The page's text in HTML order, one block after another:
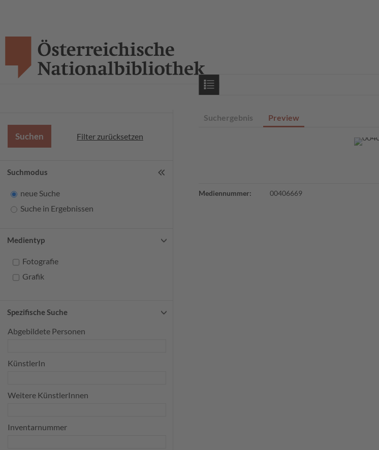
Startseite
Filter zurücksetzen
Suchmodus
neue Suche
Suche in Ergebnissen
Medientyp
Fotografie
Grafik
Spezifische Suche
Abgebildete Personen
KünstlerIn
Weitere KünstlerInnen
Inventarnummer
Suchergebnis Preview
Mediennummer: 00406669